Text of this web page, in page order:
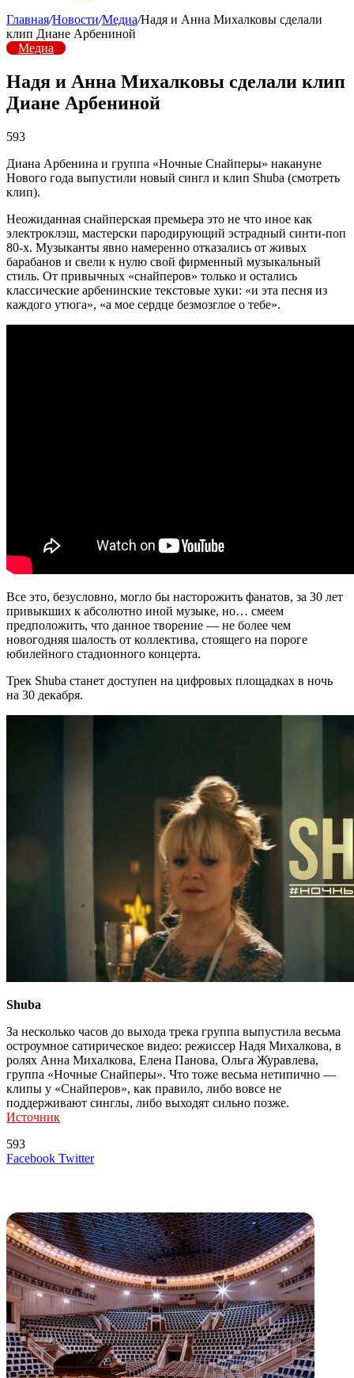
Главная/Новости/Медиа/Надя и Анна Михалковы сделали
клип Диане Арбениной
Медиа
Надя и Анна Михалковы сделали клип
Диане Арбениной
593
Диана Арбенина и группа «Ночные Снайперы» накануне
Нового года выпустили новый сингл и клип Shuba (смотреть
клип).
Неожиданная снайперская премьера это не что иное как
электроклэш, мастерски пародирующий эстрадный синти-поп
80-x. Музыканты явно намеренно отказались от живых
барабанов и свели к нулю свой фирменный музыкальный
стиль. От привычных «снайперов» только и остались
классические арбенинские текстовые хуки: «и эта песня из
каждого утюга», «а мое сердце безмозглое о тебе».
Все это, безусловно, могло бы насторожить фанатов, за 30 лет
привыкших к абсолютно иной музыке, но… смеем
предположить, что данное творение — не более чем
новогодняя шалость от коллектива, стоящего на пороге
юбилейного стадионного концерта.
Трек Shuba станет доступен на цифровых площадках в ночь
на 30 декабря.
Shuba
За несколько часов до выхода трека группа выпустила весьма
остроумное сатирическое видео: режиссер Надя Михалкова, в
ролях Анна Михалкова, Елена Панова, Ольга Журавлева,
группа «Ночные Снайперы». Что тоже весьма нетипично —
клипы у «Снайперов», как правило, либо вовсе не
поддерживают синглы, либо выходят сильно позже.
Источник
593
Facebook TwitterLinkedIn
Tumblr
Reddit
Вконтакте
Одноклассники
Skype
Messenger
Messenger
WhatsApp
Telegram
Viber
Line
Поделиться
Печатать